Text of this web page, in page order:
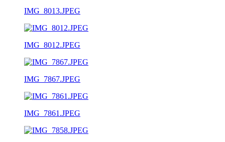
IMG_8013.JPEG
IMG_8012.JPEG
IMG_7867.JPEG
IMG_7861.JPEG